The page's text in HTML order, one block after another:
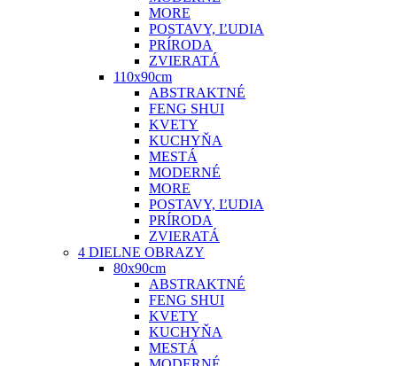
MORE
POSTAVY, ĽUDIA
PRÍRODA
ZVIERATÁ
110x90cm
ABSTRAKTNÉ
FENG SHUI
KVETY
KUCHYŇA
MESTÁ
MODERNÉ
MORE
POSTAVY, ĽUDIA
PRÍRODA
ZVIERATÁ
4 DIELNE OBRAZY
80x90cm
ABSTRAKTNÉ
FENG SHUI
KVETY
KUCHYŇA
MESTÁ